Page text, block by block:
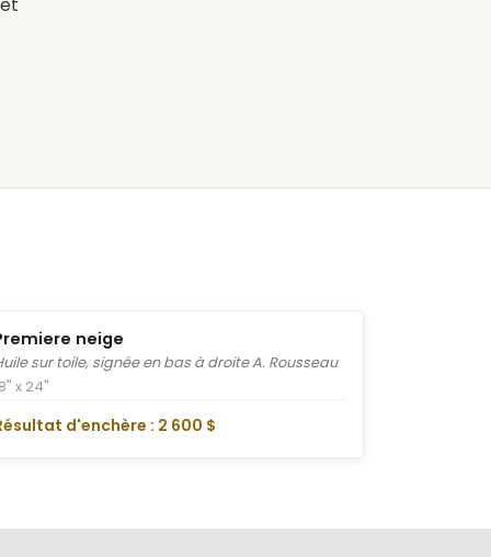
neige
sur toile, signée en bas à droite A. Rousseau
x 24"
d'enchère : 2 600 $